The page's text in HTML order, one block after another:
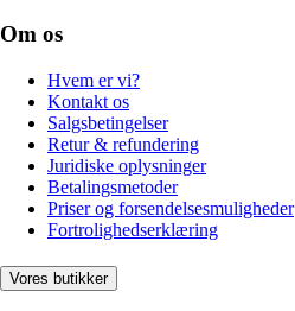
Om os
Hvem er vi?
Kontakt os
Salgsbetingelser
Retur & refundering
Juridiske oplysninger
Betalingsmetoder
Priser og forsendelsesmuligheder
Fortrolighedserklæring
Vores butikker